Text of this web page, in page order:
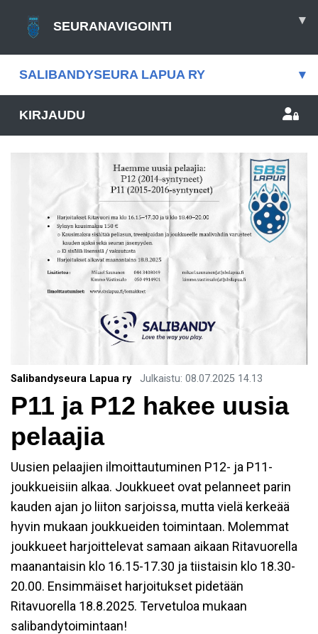
SEURANAVIGOINTI ▾
SALIBANDYSEURA LAPUA RY ▾
KIRJAUDU
Salibandyseura Lapua ry Julkaistu: 08.07.2025 14.13
P11 ja P12 hakee uusia
pelaajia
Uusien pelaajien ilmoittautuminen P12- ja P11-
joukkueisiin alkaa. Joukkueet ovat pelanneet parin
kauden ajan jo liiton sarjoissa, mutta vielä kerkeää
hyvin mukaan joukkueiden toimintaan. Molemmat
joukkueet harjoittelevat samaan aikaan Ritavuorella
maanantaisin klo 16.15-17.30 ja tiistaisin klo 18.30-
20.00. Ensimmäiset harjoitukset pidetään
Ritavuorella 18.8.2025. Tervetuloa mukaan
salibandytoimintaan!